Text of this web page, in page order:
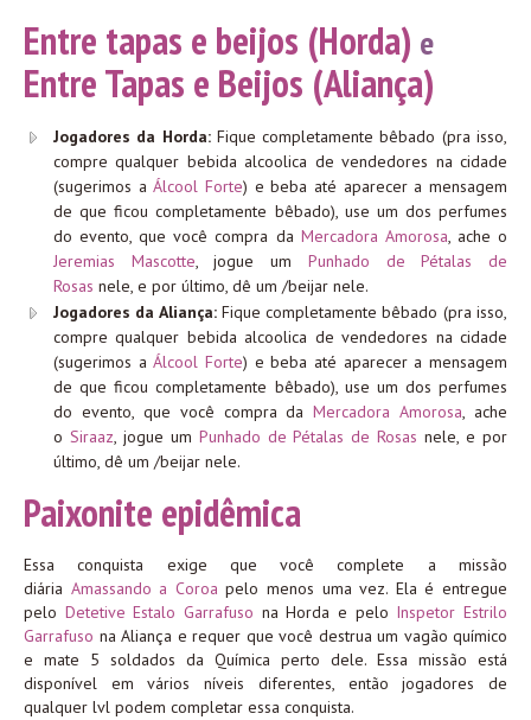
Entre tapas e beijos (Horda) e
Entre Tapas e Beijos (Aliança)
Jogadores da Horda:Fique completamente bêbado (pra isso,
compre qualquer bebida alcoolica de vendedores na cidade
(sugerimos aÁlcool Forte) e beba até aparecer a mensagem
de que ficou completamente bêbado), use um dos perfumes
do evento, que você compra da Mercadora Amorosa, ache o
Jeremias Mascotte, jogue um Punhado de Pétalas de
Rosas nele, e por último, dê um /beijar nele.
Jogadores da Aliança: Fique completamente bêbado (pra isso,
compre qualquer bebida alcoolica de vendedores na cidade
(sugerimos aÁlcool Forte) e beba até aparecer a mensagem
de que ficou completamente bêbado), use um dos perfumes
do evento, que você compra daMercadora Amorosa, ache
o Siraaz, jogue um Punhado de Pétalas de Rosas nele, e por
último, dê um /beijar nele.
Paixonite epidêmica
Essa conquista exige que você complete a missão
diária Amassando a Coroa pelo menos uma vez. Ela é entregue
pelo Detetive Estalo Garrafuso na Horda e pelo Inspetor Estrilo
Garrafuso na Aliança e requer que você destrua um vagão químico
e mate 5 soldados da Química perto dele. Essa missão está
disponível em vários níveis diferentes, então jogadores de
qualquer lvl podem completar essa conquista.